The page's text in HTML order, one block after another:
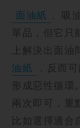
面油紙 、吸
單品，但它只
上解決出面
油紙
，反而
形成惡性循環
兩次即可，重
比如選擇適合